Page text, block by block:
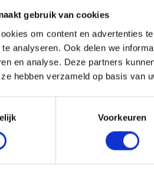
gebruik van cookies
om content en advertenties
analyseren. Ook delen we
en analyse. Deze partners
hebben verzameld op basis van
Voorkeuren